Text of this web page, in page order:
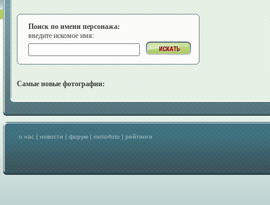
Поиск по имени персонажа:
введите искомое имя:
Самые новые фотографии:
о нас | новости | форум | motorfoto | рейтинги